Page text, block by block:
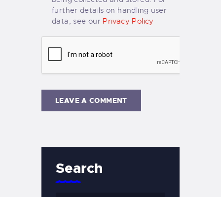
further details on handling user
data, see our Privacy Policy
Search